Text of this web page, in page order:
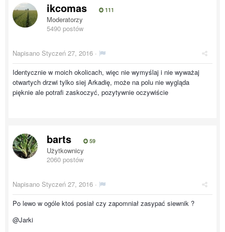
ikcomas 111
Moderatorzy
5490 postów
Napisano Styczeń 27, 2016 ·
Identycznie w moich okolicach, więc nie wymyślaj i nie wyważaj
otwartych drzwi tylko siej Arkadię, może na polu nie wygląda
pięknie ale potrafi zaskoczyć, pozytywnie oczywiście
barts 59
Użytkownicy
2060 postów
Napisano Styczeń 27, 2016 ·
Po lewo w ogóle ktoś posiał czy zapomniał zasypać siewnik ?
@Jarki